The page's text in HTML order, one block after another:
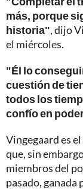
más, porque
historia", dijo
el miércoles.
"Él lo
cuestión de
todos los
confío en
Vingegaard es
que, sin
miembros del
pasado, ganada